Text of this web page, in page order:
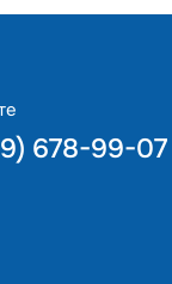
непрерывную
678-99-07